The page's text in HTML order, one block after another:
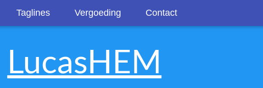
Taglines Vergoeding Contact
LucasHEM